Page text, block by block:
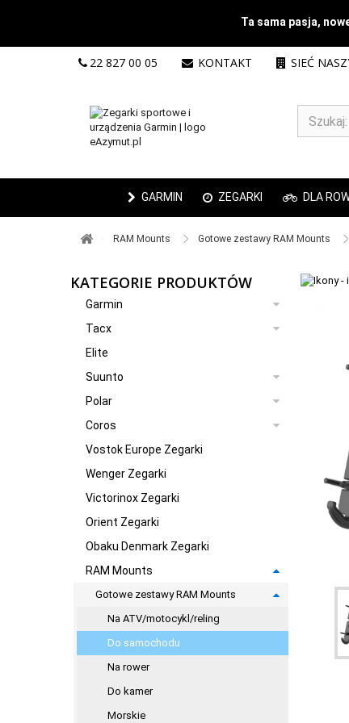
Ta sama pasja,
22 827 00 05 KONTAKT SIEĆ
GARMIN ZEGARKI DLA
RAM Mounts ​ Gotowe zestawy RAM Mounts ​
KATEGORIE PRODUKTÓW
Garmin
Tacx
Elite
Suunto
Polar
Coros
Vostok Europe Zegarki
Wenger Zegarki
Victorinox Zegarki
Orient Zegarki
Obaku Denmark Zegarki
RAM Mounts
Gotowe zestawy RAM Mounts
Na ATV/motocykl/reling
Do samochodu
Na rower
Do kamer
Morskie